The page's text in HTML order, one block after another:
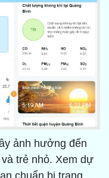
ảnh hưởng đến
trẻ nhỏ. Xem dự